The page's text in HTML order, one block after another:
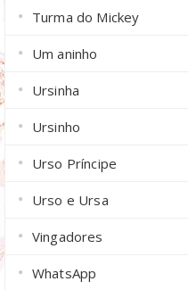
Turma do Mickey
Um aninho
Ursinha
Ursinho
Urso Príncipe
Urso e Ursa
Vingadores
WhatsApp